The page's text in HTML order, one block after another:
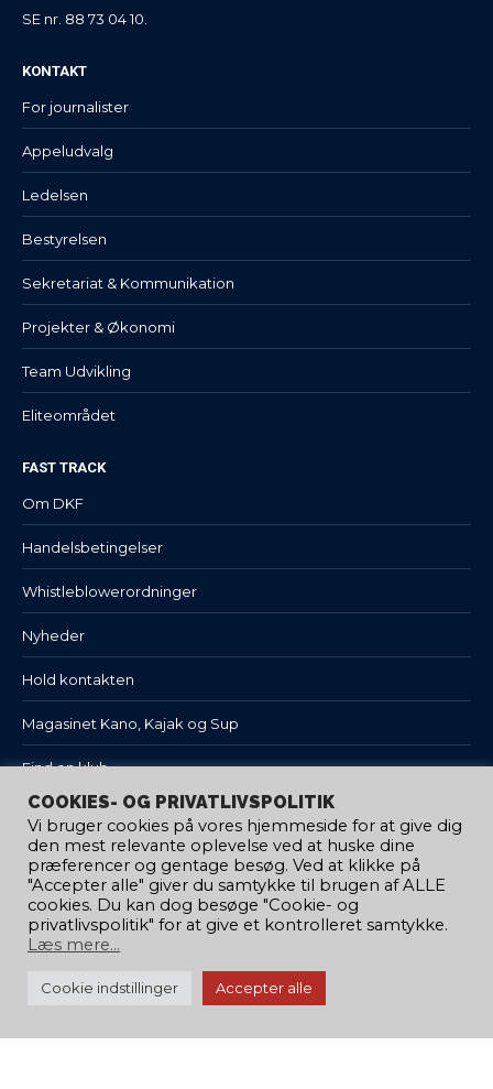
SE nr. 88 73 04 10.
KONTAKT
For journalister
Appeludvalg
Ledelsen
Bestyrelsen
Sekretariat & Kommunikation
Projekter & Økonomi
Team Udvikling
Eliteområdet
FAST TRACK
Om DKF
Handelsbetingelser
Whistleblowerordninger
Nyheder
Hold kontakten
Magasinet Kano, Kajak og Sup
Find en klub
Hvis uheldet er ude / Sikkerhed
VORES PARTNERE
COOKIES- OG PRIVATLIVSPOLITIK
Vi bruger cookies på vores hjemmeside for at give dig
den mest relevante oplevelse ved at huske dine
præferencer og gentage besøg. Ved at klikke på
"Accepter alle" giver du samtykke til brugen af ​​ALLE
cookies. Du kan dog besøge "Cookie- og
privatlivspolitik" for at give et kontrolleret samtykke.
Læs mere...
Cookie indstillinger Accepter alle